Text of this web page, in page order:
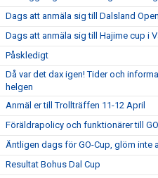
Dags att anmäla sig till Dalsland
Dags att anmäla sig till Hajime cup i
Påskledigt
Då var det dax igen! Tider och
helgen
Anmäl er till Trollträffen 11-12 April
Föräldrapolicy och funktionärer till
Äntligen dags för GO-Cup, glöm inte
Resultat Bohus Dal Cup